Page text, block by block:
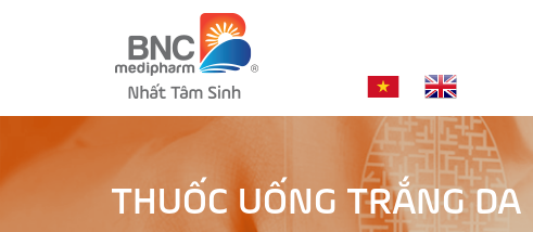
THUỐC UỐNG TRẮNG